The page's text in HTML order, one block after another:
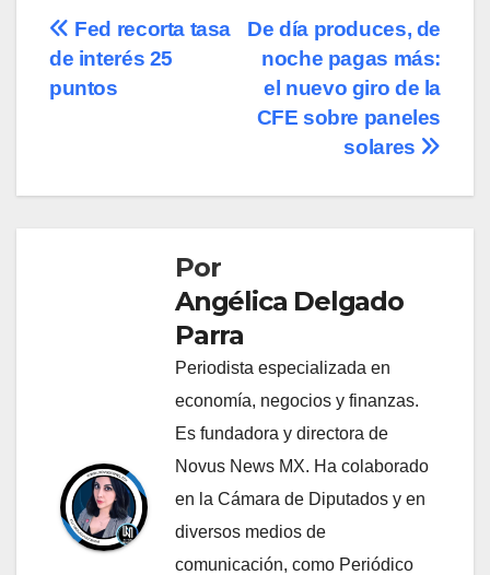
Navegación
de
De día produces, de
noche pagas más:
el nuevo giro de la
CFE sobre paneles
solares
Fed recorta tasa
de interés 25
puntos
Por
Angélica Delgado
Parra
Periodista especializada en
economía, negocios y finanzas.
Es fundadora y directora de
Novus News MX. Ha colaborado
en la Cámara de Diputados y en
diversos medios de
comunicación, como Periódico